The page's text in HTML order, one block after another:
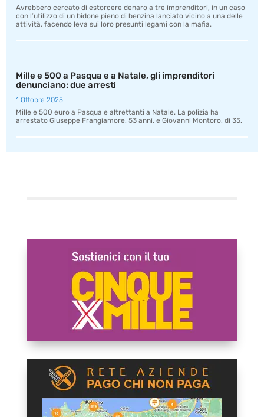
Avrebbero cercato di estorcere denaro a tre imprenditori, in un caso
con l’utilizzo di un bidone pieno di benzina lanciato vicino a una delle
attività, facendo leva sui loro presunti legami con la mafia.
Mille e 500 a Pasqua e a Natale, gli imprenditori
denunciano: due arresti
1 Ottobre 2025
Mille e 500 euro a Pasqua e altrettanti a Natale. La polizia ha
arrestato Giuseppe Frangiamore, 53 anni, e Giovanni Montoro, di 35.